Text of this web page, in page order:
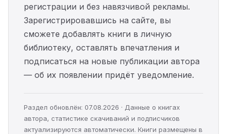
регистрации и без навязчивой рекламы.
Зарегистрировавшись на сайте, вы
сможете добавлять книги в личную
библиотеку, оставлять впечатления и
подписаться на новые публикации автора
— об их появлении придёт уведомление.
Раздел обновлён: 07.08.2026 · Данные о книгах
автора, статистике скачиваний и подписчиков
актуализируются автоматически. Книги размещены в